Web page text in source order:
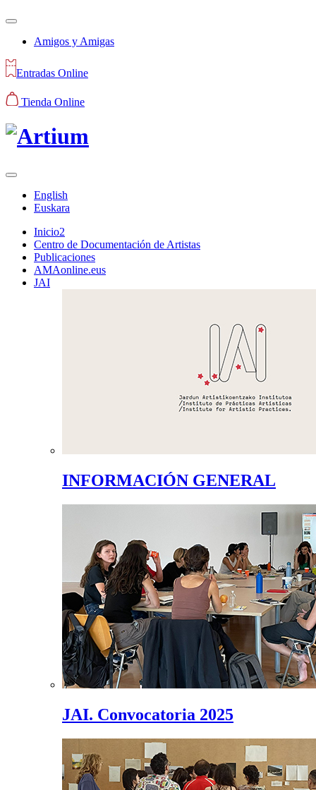
Amigos y Amigas
Entradas Online
Tienda Online
English
Euskara
Inicio2
Centro de Documentación de Artistas
Publicaciones
AMAonline.eus
JAI
INFORMACIÓN GENERAL
JAI. Convocatoria 2025